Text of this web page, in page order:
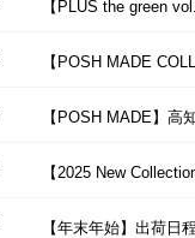
【PLUS the green
【POSH MADE
【POSH MADE】高
【2025 New
【年末年始】出荷日